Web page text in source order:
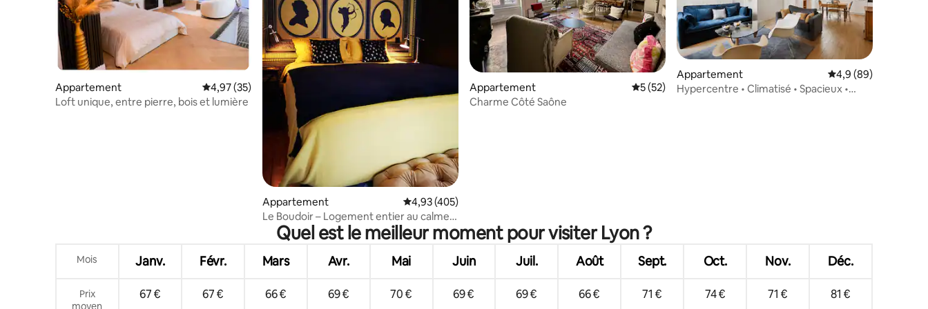
Appartement Évaluation moyenne sur la base de 35 commentaires : 4,97 sur 5
4,97 (35)
Loft unique, entre pierre, bois et lumière
Appartement Évaluation moyenne sur la base de 405 commentaires : 4,93 sur 5
4,93 (405)
Le Boudoir – Logement entier au calme,
hypercentre
Appartement Évaluation moyenne sur la base de 52 commentaires : 5 sur 5
5 (52)
Charme Côté Saône
Appartement Évaluation moyenne
4,9 (89)
Hypercentre • Climatisé • Spacieux •
Quel est le meilleur moment pour visiter Lyon ?
Mois Janv. Févr. Mars Avr. Mai Juin Juil. Août Sept. Oct. Nov. Déc.
Prix
moyen
67 € 67 € 66 € 69 € 70 € 69 € 69 € 66 € 71 € 74 € 71 € 81 €